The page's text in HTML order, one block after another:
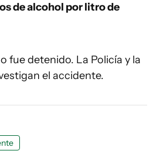
de alcohol por litro de
fue detenido. La Policía y la
el accidente.